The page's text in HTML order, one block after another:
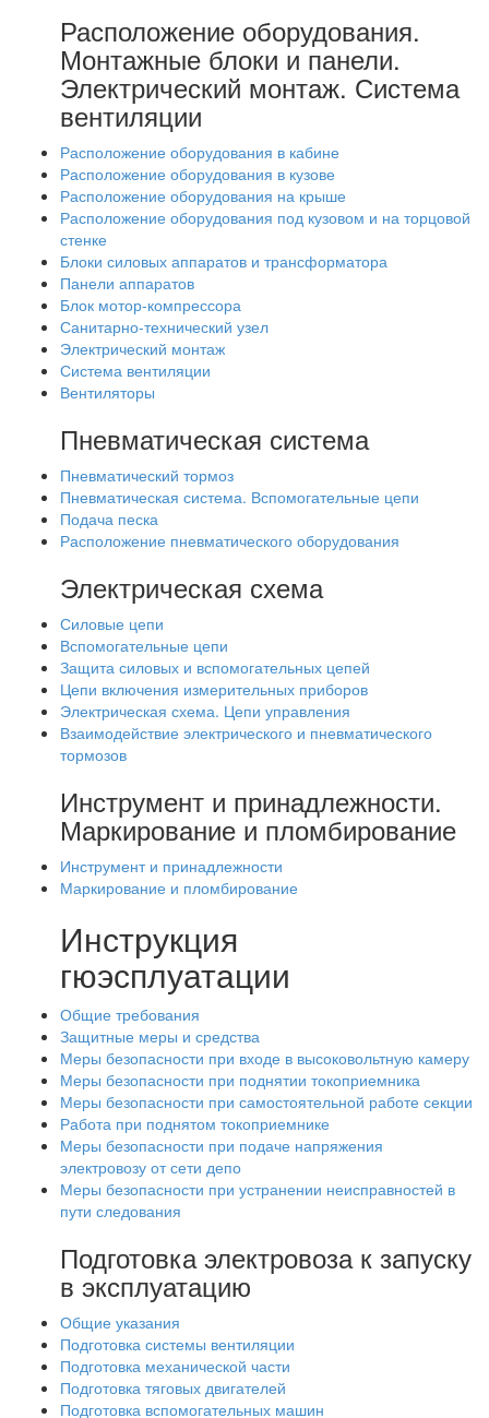
Расположение оборудования.
Монтажные блоки и панели.
Электрический монтаж. Система
вентиляции
Расположение оборудования в кабине
Расположение оборудования в кузове
Расположение оборудования на крыше
Расположение оборудования под кузовом и на торцовой
стенке
Блоки силовых аппаратов и трансформатора
Панели аппаратов
Блок мотор-компрессора
Санитарно-технический узел
Электрический монтаж
Система вентиляции
Вентиляторы
Пневматическая система
Пневматический тормоз
Пневматическая система. Вспомогательные цепи
Подача песка
Расположение пневматического оборудования
Электрическая схема
Силовые цепи
Вспомогательные цепи
Защита силовых и вспомогательных цепей
Цепи включения измерительных приборов
Электрическая схема. Цепи управления
Взаимодействие электрического и пневматического
тормозов
Инструмент и принадлежности.
Маркирование и пломбирование
Инструмент и принадлежности
Маркирование и пломбирование
Инструкция
гюэсплуатации
Общие требования
Защитные меры и средства
Меры безопасности при входе в высоковольтную камеру
Меры безопасности при поднятии токоприемника
Меры безопасности при самостоятельной работе секции
Работа при поднятом токоприемнике
Меры безопасности при подаче напряжения
электровозу от сети депо
Меры безопасности при устранении неисправностей в
пути следования
Подготовка электровоза к запуску
в эксплуатацию
Общие указания
Подготовка системы вентиляции
Подготовка механической части
Подготовка тяговых двигателей
Подготовка вспомогательных машин